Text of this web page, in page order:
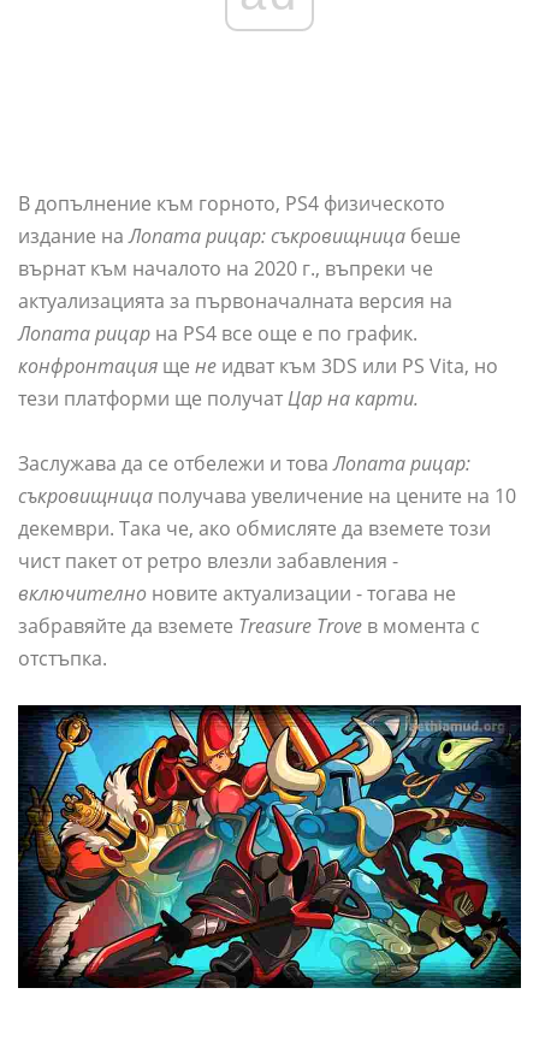
В допълнение към горното, PS4 физическото
издание наЛопата рицар: съкровищница беше
върнат към началото на 2020 г., въпреки че
актуализацията за първоначалната версия на
Лопата рицар на PS4 все още е по график.
конфронтация ще не идват към 3DS или PS Vita, но
тези платформи ще получатЦар на карти.
Заслужава да се отбележи и товаЛопата рицар:
съкровищница получава увеличение на цените на 10
декември. Така че, ако обмисляте да вземете този
чист пакет от ретро влезли забавления -
включително новите актуализации - тогава не
забравяйте да вземете Treasure Trove в момента с
отстъпка.